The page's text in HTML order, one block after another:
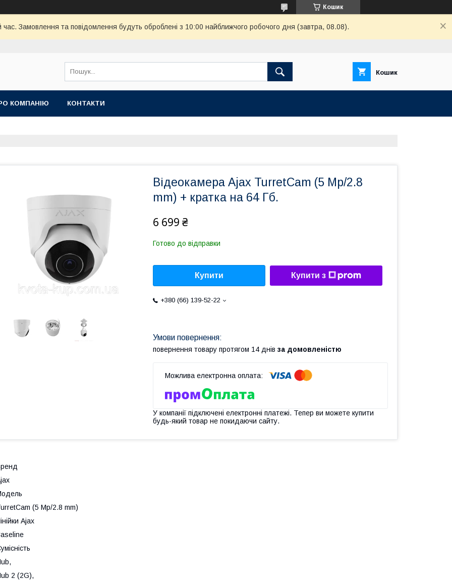
Кошик
час. Замовлення та повідомлення будуть оброблені з 10:00 найближчого робочого дня (завтра, 08.08).
Кошик
КОМПАНІЮ КОНТАКТИ
Відеокамера Ajax TurretCam (5 Mp/2.8
mm) + кратка на 64 Гб.
6 699 ₴
Готово до відправки
Купити Купити з
+380 (66) 139-52-22
повернення товару протягом 14 днів за домовленістю
У компанії підключені електронні платежі. Тепер ви можете купити
будь-який товар не покидаючи сайту.
(5 Mp/2.8 mm)
Ajax
,
2 (2G),